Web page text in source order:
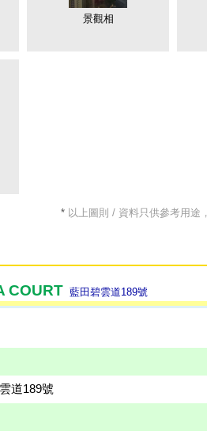
景觀相
*以上圖則 / 資料只供參考用途
COURT 藍田碧雲道189號
道189號